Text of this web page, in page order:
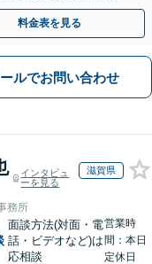
しています
料金表を見る
ルでお問い合わせ
インタビュ
ーを見る
滋賀県
務所
面談方法(対面・電
話・ビデオなど)は
応相談
営業時
間：本日
定休日